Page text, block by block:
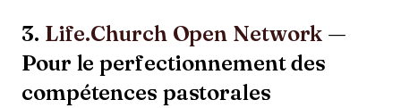
3. Life.Church Open Network —
Pour le perfectionnement des
compétences pastorales